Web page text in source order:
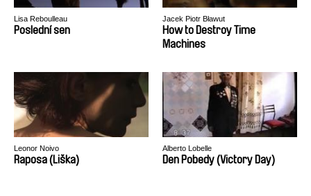
Lisa Reboulleau
Poslední sen
Jacek Piotr Bławut
How to Destroy Time
Machines
Leonor Noivo
Raposa (Liška)
Alberto Lobelle
Den Pobedy (Victory Day)